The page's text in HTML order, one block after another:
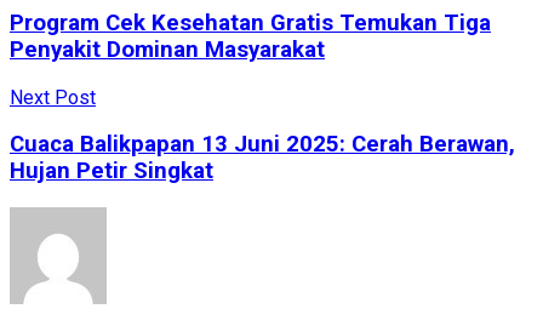
Program Cek Kesehatan Gratis Temukan Tiga
Penyakit Dominan Masyarakat
Next Post
Cuaca Balikpapan 13 Juni 2025: Cerah Berawan,
Hujan Petir Singkat